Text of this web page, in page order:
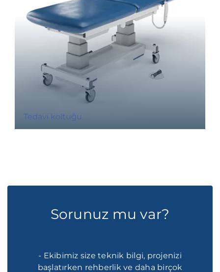
Tedavi koltuğu
Sorunuz mu var?
- Ekibimiz size teknik bilgi, projenizi
başlatırken rehberlik ve daha birçok